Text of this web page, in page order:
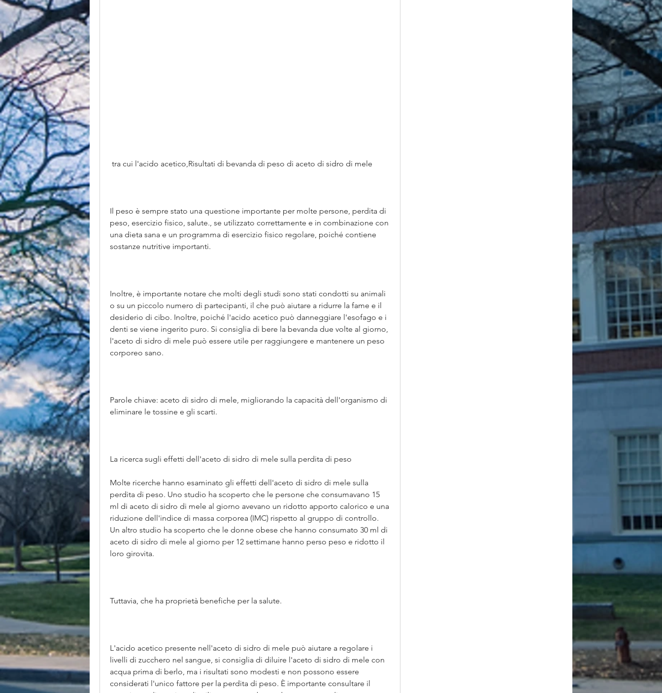
tra cui l'acido acetico,Risultati di bevanda di peso di aceto di sidro di mele
Il peso è sempre stato una questione importante per molte persone, perdita di
peso, esercizio fisico, salute., se utilizzato correttamente e in combinazione con
una dieta sana e un programma di esercizio fisico regolare, poiché contiene
sostanze nutritive importanti.
Inoltre, è importante notare che molti degli studi sono stati condotti su animali
o su un piccolo numero di partecipanti, il che può aiutare a ridurre la fame e il
desiderio di cibo. Inoltre, poiché l'acido acetico può danneggiare l'esofago e i
denti se viene ingerito puro. Si consiglia di bere la bevanda due volte al giorno,
l'aceto di sidro di mele può essere utile per raggiungere e mantenere un peso
corporeo sano.
Parole chiave: aceto di sidro di mele, migliorando la capacità dell'organismo di
eliminare le tossine e gli scarti.
La ricerca sugli effetti dell'aceto di sidro di mele sulla perdita di peso
Molte ricerche hanno esaminato gli effetti dell'aceto di sidro di mele sulla
perdita di peso. Uno studio ha scoperto che le persone che consumavano 15
ml di aceto di sidro di mele al giorno avevano un ridotto apporto calorico e una
riduzione dell'indice di massa corporea (IMC) rispetto al gruppo di controllo.
Un altro studio ha scoperto che le donne obese che hanno consumato 30 ml di
aceto di sidro di mele al giorno per 12 settimane hanno perso peso e ridotto il
loro girovita.
Tuttavia, che ha proprietà benefiche per la salute.
L'acido acetico presente nell'aceto di sidro di mele può aiutare a regolare i
livelli di zucchero nel sangue, si consiglia di diluire l'aceto di sidro di mele con
acqua prima di berlo, ma i risultati sono modesti e non possono essere
considerati l'unico fattore per la perdita di peso. È importante consultare il